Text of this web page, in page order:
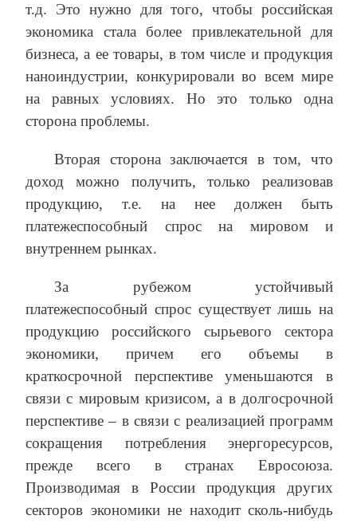
т.д. Это нужно для того, чтобы российская
экономика стала более привлекательной для
бизнеса, а ее товары, в том числе и продукция
наноиндустрии, конкурировали во всем мире
на равных условиях. Но это только одна
сторона проблемы.
Вторая сторона заключается в том, что
доход можно получить, только реализовав
продукцию, т.е. на нее должен быть
платежеспособный спрос на мировом и
внутреннем рынках.
За рубежом устойчивый
платежеспособный спрос существует лишь на
продукцию российского сырьевого сектора
экономики, причем его объемы в
краткосрочной перспективе уменьшаются в
связи с мировым кризисом, а в долгосрочной
перспективе – в связи с реализацией программ
сокращения потребления энергоресурсов,
прежде всего в странах Евросоюза.
Производимая в России продукция других
секторов экономики не находит сколь-нибудь